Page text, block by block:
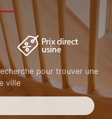
pour trouver une
ville